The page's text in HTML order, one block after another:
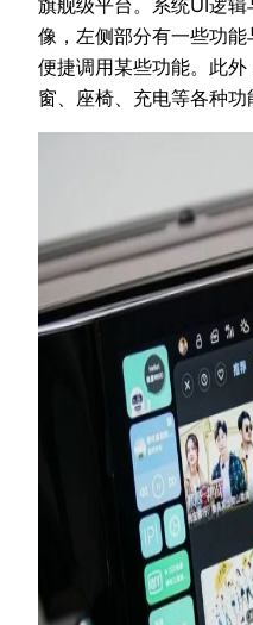
像，左侧部分有一些功
便捷调用某些功能。此
窗、座椅、充电等各种功